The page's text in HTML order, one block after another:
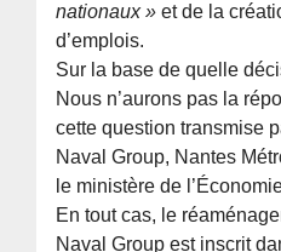
nationaux »et de la
d’emplois.
Sur la base de quelle
Nous n’aurons pas la
cette question transmise
Naval Group, Nantes
le ministère de
En tout cas, le
Naval Group est inscrit